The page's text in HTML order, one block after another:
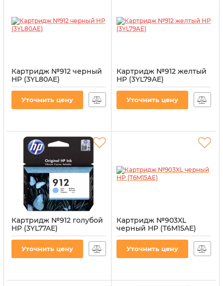
Картридж №912 черный
HP (3YL80AE)
Артикул:CI-HP-3YL80AE-B
Уточнить цену
Картридж №912 желтый
HP (3YL79AE)
Артикул:CI-HP-3YL79AE-Y
Уточнить цену
Картридж №912 голубой
HP (3YL77AE)
Артикул:CI-HP-3YL77AE-CY
Уточнить цену
Картридж №903XL
черный HP (T6M15AE)
Артикул:CI-HP-T6M15AE-B
Уточнить цену